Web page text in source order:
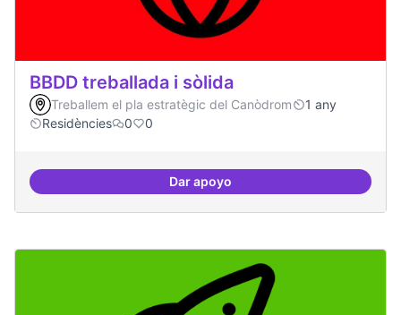
BBDD treballada i sòlida
Treballem el pla estratègic del Canòdrom
1 any
Residències
0 0
Dar apoyoBBDD treballada i sòlida